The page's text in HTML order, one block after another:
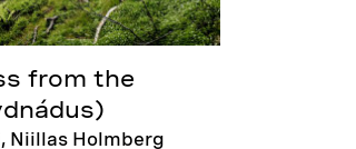
from the
Niillas Holmberg